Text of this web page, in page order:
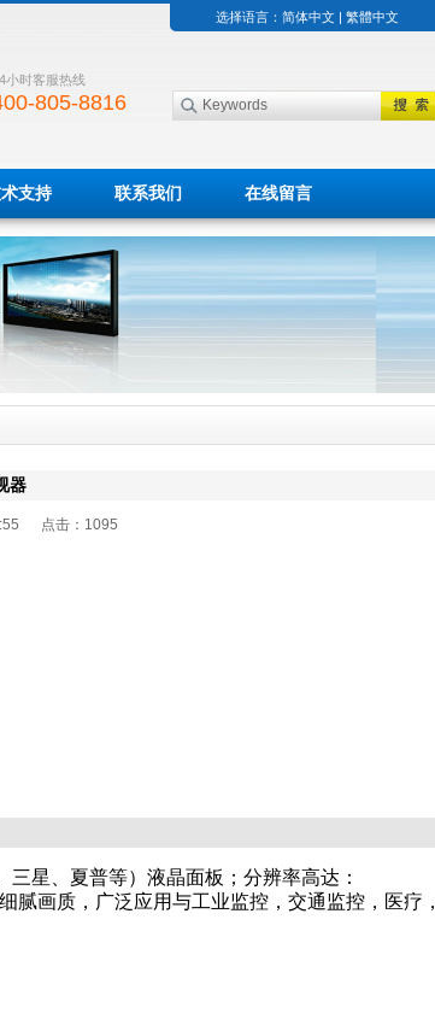
选择语言： 简体中文| 繁體中文
小时客服热线
805-8816
支持 联系我们 在线留言
器
点击： 1095
星、夏普等）液晶面板；分辨率高达：
腻画质，广泛应用与工业监控，交通监控，医疗，